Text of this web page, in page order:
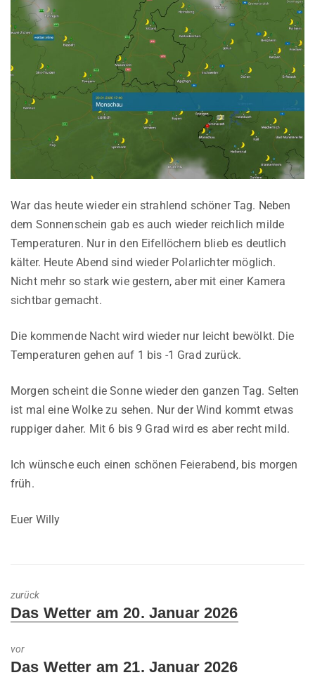
War das heute wieder ein strahlend schöner Tag. Neben
dem Sonnenschein gab es auch wieder reichlich milde
Temperaturen. Nur in den Eifellöchern blieb es deutlich
kälter. Heute Abend sind wieder Polarlichter möglich.
Nicht mehr so stark wie gestern, aber mit einer Kamera
sichtbar gemacht.
Die kommende Nacht wird wieder nur leicht bewölkt. Die
Temperaturen gehen auf 1 bis -1 Grad zurück.
Morgen scheint die Sonne wieder den ganzen Tag. Selten
ist mal eine Wolke zu sehen. Nur der Wind kommt etwas
ruppiger daher. Mit 6 bis 9 Grad wird es aber recht mild.
Ich wünsche euch einen schönen Feierabend, bis morgen
früh.
Euer Willy
zurück
Previous
Das Wetter am 20. Januar 2026
vor
Next
Das Wetter am 21. Januar 2026